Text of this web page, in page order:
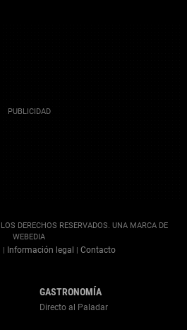
DERECHOS RESERVADOS. UNA MARCA DE
WEBEDIA
Información legal Contacto
GASTRONOMÍA
Directo al Paladar